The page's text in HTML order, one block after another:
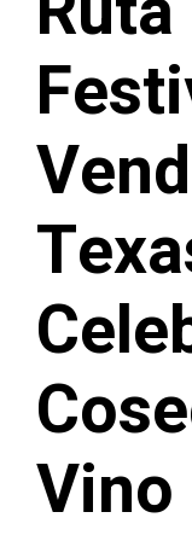
Vino